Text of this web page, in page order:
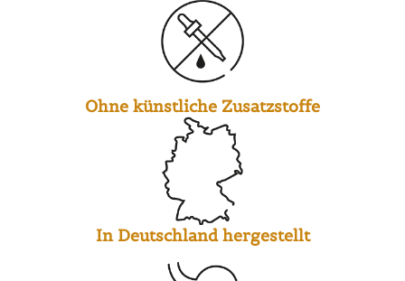
Ohne künstliche Zusatzstoffe
In Deutschland hergestellt